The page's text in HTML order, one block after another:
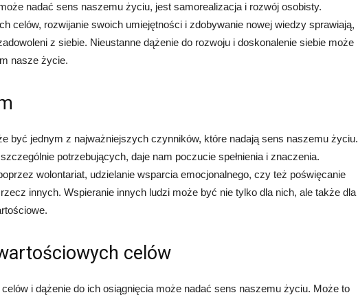
nadać sens naszemu życiu, jest samorealizacja i rozwój osobisty.
celów, rozwijanie swoich umiejętności i zdobywanie nowej wiedzy sprawiają,
z siebie. Nieustanne dążenie do rozwoju i doskonalenie siebie może
nasze życie.
być jednym z najważniejszych czynników, które nadają sens naszemu życiu.
potrzebujących, daje nam poczucie spełnienia i znaczenia.
wolontariat, udzielanie wsparcia emocjonalnego, czy też poświęcanie
innych. Wspieranie innych ludzi może być nie tylko dla nich, ale także dla
celów
i dążenie do ich osiągnięcia może nadać sens naszemu życiu. Może to